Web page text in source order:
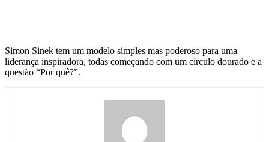
Simon Sinek tem um modelo simples mas poderoso para uma
liderança inspiradora, todas começando com um círculo dourado e a
questão “Por quê?”.